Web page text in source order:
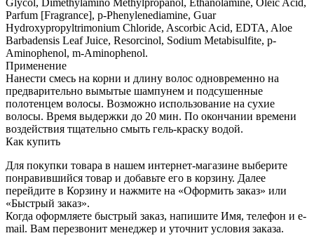
Parfum [Fragrance], p-Phenylenediamine, Guar
Hydroxypropyltrimonium Chloride, Ascorbic Acid, EDTA, Aloe
Barbadensis Leaf Juice, Resorcinol, Sodium Metabisulfite, p-
Aminophenol, m-Aminophenol.
Применение
Нанести смесь на корни и длину волос одновременно на
предварительно вымытые шампунем и подсушенные
полотенцем волосы. Возможно использование на сухие
волосы. Время выдержки до 20 мин. По окончании времени
воздействия тщательно смыть гель-краску водой.
Как купить
Для покупки товара в нашем интернет-магазине выберите
понравившийся товар и добавьте его в корзину. Далее
перейдите в Корзину и нажмите на «Оформить заказ» или
«Быстрый заказ».
Когда оформляете быстрый заказ, напишите Имя, телефон и e-
mail. Вам перезвонит менеджер и уточнит условия заказа.